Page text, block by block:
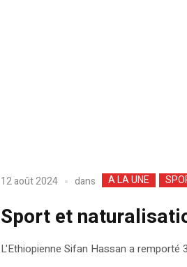
12 août 2024 dans A LA UNE
Sport et
L'Ethiopienne Sifan Hassan a remporté